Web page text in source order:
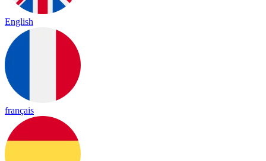
English
français